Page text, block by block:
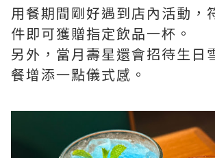
用餐期間剛好遇到店內活動，
件即可獲贈指定飲品一杯。
另外，當月壽星還會招待生日
餐增添一點儀式感。